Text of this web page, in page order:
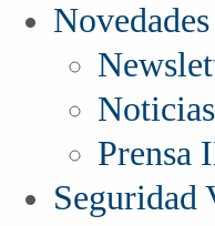
Novedades
Noticias
Prensa
Seguridad